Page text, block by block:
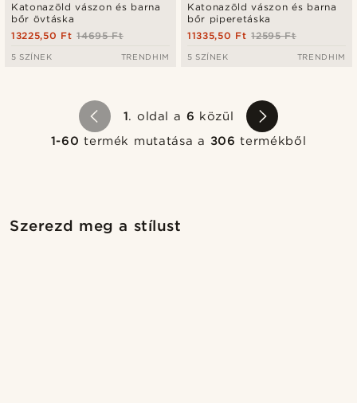
Katonazöld vászon és barna
bőr övtáska
14695 Ft
13225,50 Ft
5 SZÍNEK TRENDHIM
Katonazöld vászon és barna
bőr piperetáska
12595 Ft
11335,50 Ft
5 SZÍNEK TRENDHIM
1. oldal a 6 közül
1-60 termék mutatása a 306 termékből
Szerezd meg a stílust